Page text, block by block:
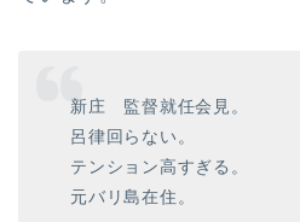
新庄 監督就任会見。
呂律回らない。
テンション高すぎる。
元バリ島在住。